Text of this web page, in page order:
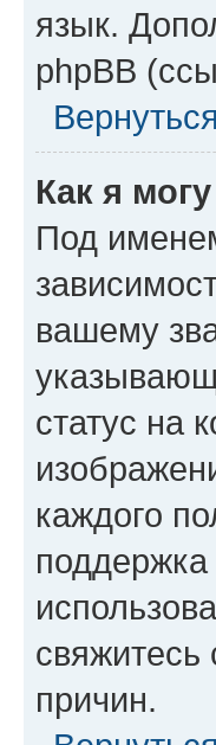
язык.
phpBB
Как я
Под
вашему
статус на
каждого
поддержка
причин.